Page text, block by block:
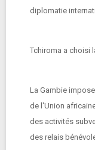
diplomatie
Tchiroma a choisi
La Gambie
de l'Union
des activités
des relais